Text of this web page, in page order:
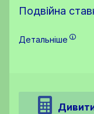
Подвійна
Детальніше